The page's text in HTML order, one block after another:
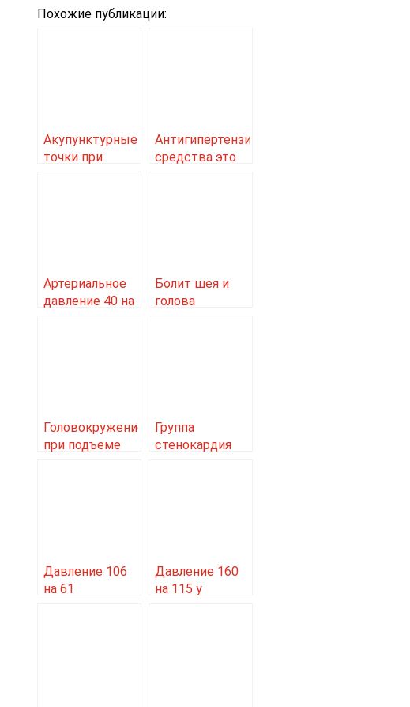
Похожие публикации:
Акупунктурные
точки при
Антигипертензивные
средства это
Артериальное
давление 40 на
Болит шея и
голова
Головокружение
при подъеме
Группа
стенокардия
Давление 106
на 61
Давление 160
на 115 у